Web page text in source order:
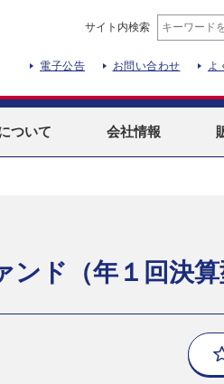
サイト内検索
電子公告 お問い合わせ よ
ついて 会社情報
ンド（年１回決算